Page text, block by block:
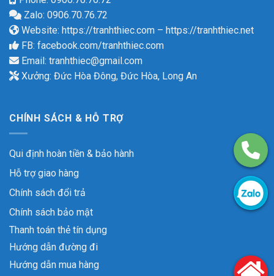
Zalo: 0906.70.76.72
Website: https://tranhthiec.com – https://tranhthiec.net
FB: facebook.com/tranhthiec.com
Email: tranhthiec@gmail.com
Xưởng: Đức Hòa Đông, Đức Hòa, Long An
CHÍNH SÁCH & HỖ TRỢ
Qui định hoàn tiền & bảo hành
Hỗ trợ giao hàng
Chính sách đổi trả
Chính sách bảo mật
Thanh toán thẻ tín dụng
Hướng dẫn đường đi
Hướng dẫn mua hàng